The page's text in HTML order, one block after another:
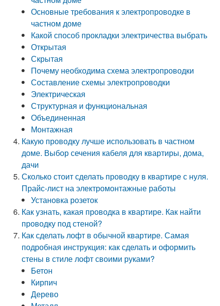
Основные требования к электропроводке в
частном доме
Какой способ прокладки электричества выбрать
Открытая
Скрытая
Почему необходима схема электропроводки
Составление схемы электропроводки
Электрическая
Структурная и функциональная
Объединенная
Монтажная
Какую проводку лучше использовать в частном
доме. Выбор сечения кабеля для квартиры, дома,
дачи
Сколько стоит сделать проводку в квартире с нуля.
Прайс-лист на электромонтажные работы
Установка розеток
Как узнать, какая проводка в квартире. Как найти
проводку под стеной?
Как сделать лофт в обычной квартире. Самая
подробная инструкция: как сделать и оформить
стены в стиле лофт своими руками?
Бетон
Кирпич
Дерево